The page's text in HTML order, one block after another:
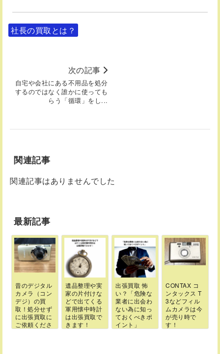
社長の買取とは？
次の記事
自宅や会社にある不用品を処分
するのではなく誰かに使っても
らう「循環」をし...
関連記事
関連記事はありませんでした
最新記事
昔のデジタル
カメラ（コン
デジ）の買
取！処分せず
に出張買取に
ご依頼くださ
遺品整理や実
家の片付けな
どで出てくる
軍用懐中時計
は出張買取で
きます！
出張買取 怖
い？「危険な
業者に出会わ
ない為に知っ
ておくべきポ
イント」
CONTAX コ
ンタックス T
3などフィル
ムカメラは今
が売り時で
す！